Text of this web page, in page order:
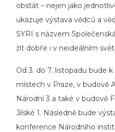
obstát – nejen jako
ukazuje výstava vědců a
SYRI s názvem
žít dobře i v neideálním
Od 3. do 7. listopadu bude
místech v Praze, v budově
Národní 3 a také v budově
Jilské 1. Následně bude
konference Národního